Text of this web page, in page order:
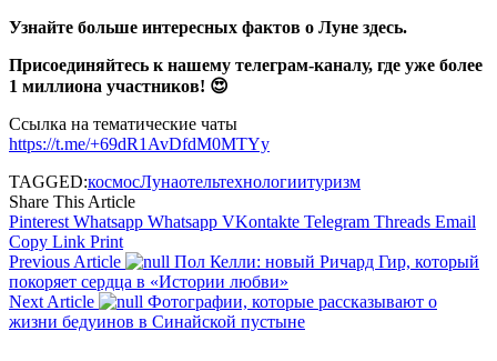
Узнайте больше интересных фактов о Луне здесь.
Присоединяйтесь к нашему телеграм-каналу, где уже более
1 миллиона участников! 😍
Ссылка на тематические чаты
https://t.me/+69dR1AvDfdM0MTYy
TAGGED:космосЛунаотельтехнологиитуризм
Share This Article
Pinterest Whatsapp Whatsapp VKontakte Telegram Threads Email
Copy Link Print
Previous Article
Пол Келли: новый Ричард Гир, который
покоряет сердца в «Истории любви»
Next Article
Фотографии, которые рассказывают о
жизни бедуинов в Синайской пустыне